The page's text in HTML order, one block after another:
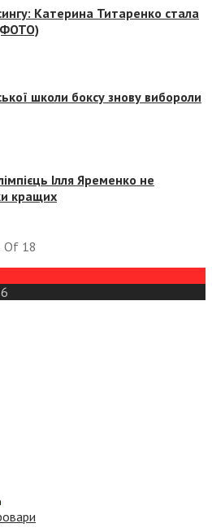
Катерина Титаренко стала
школи боксу знову вибороли
Ілля Яременко не
кращих
Of 18